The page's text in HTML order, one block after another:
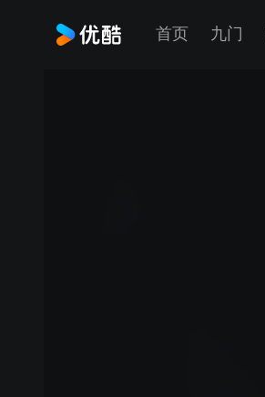
首页 九门